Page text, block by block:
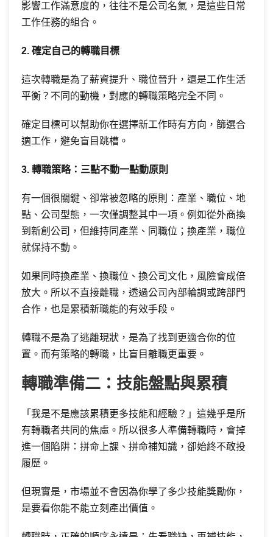
影響工作滿意度的，往往不是公司名氣，是這些日常
工作任務的組合。
2. 確定自己的轉職目標
這次轉職是為了薪資提升、職位晉升，還是工作生活
平衡？不同的動機，對應的轉職策略完全不同。
確定目標可以幫助你在選擇新工作時有方向，篩選合
適工作，避免盲目跳槽。
3. 轉職策略：三點不動一點動原則
有一個很關鍵、卻常被忽略的原則：產業、職位、地
點、公司型態，一次僅調整其中一項。例如從外商換
到新創公司，但維持同產業、同職位；換產業，職位
就保持不動。
如果同時換產業、換職位、換公司文化，風險會成倍
放大。所以不直接離職，透過公司內部輪調或跨部門
合作，也是累積新職能的有效手段。
轉職不是為了逃離現狀，是為了找到更適合你的位
置。而有策略的轉職，比盲目離職更重要。
轉職準備二：技能盤點與累積
「我是不是應該累積更多技能和經驗？」這幾乎是所
有轉職者共同的焦慮。所以很多人準備轉職時，會掉
進一個陷阱：拼命上課、拼命補知識，卻始終不敢投
履歷。
但現實是，市場並不會因為你學了多少技能獎勵你，
是要看你能不能立刻產出價值。